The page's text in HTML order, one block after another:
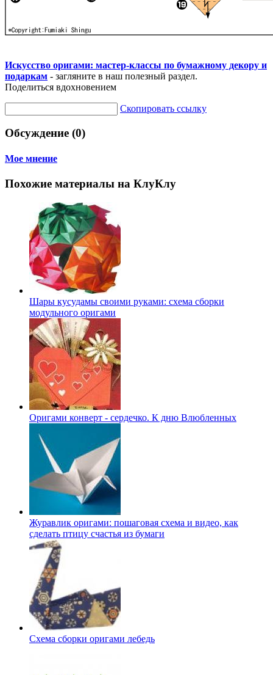
Искусство оригами: мастер-классы по бумажному декору и
подаркам - загляните в наш полезный раздел.
Поделиться вдохновением
Скопировать ссылку
Обсуждение (0)
Мое мнение
Похожие материалы на КлуКлу
Шары кусудамы своими руками: схема сборки
модульного оригами
Оригами конверт - сердечко. К дню Влюбленных
Журавлик оригами: пошаговая схема и видео, как
сделать птицу счастья из бумаги
Схема сборки оригами лебедь